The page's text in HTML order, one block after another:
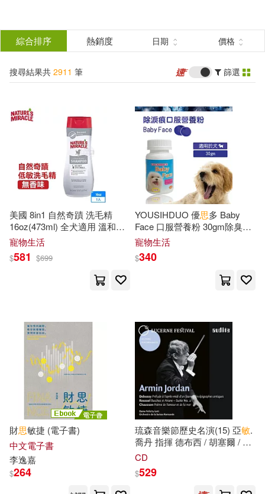
結
篩
分類 (單選)
所有商品(2911) 圖書(1856)
影音(62)
家居生活(67)
3C(7) 家電(40)
保健(2) 設計文具(1)
日用清潔(205) 休閒生活(14)
鞋包配件(29) 寵物生活(119)
電子書(159)
作者 (可複選)
本書編寫組(27) 嚴軍(17)
曲一線(15) 薛金星(15)
王風(10)
中公教育教師資格考試研究院(9)
周思潔(9) 喬思敏(8)
潔斯・布萊德利(8) 燈無(8)
麥可・巴菲爾(8)
出版社 (可複選)
人民出版社(55)
中國社會科學出版社(52)
高等教育出版社(42)
商務印書館(40)
綜合排序 熱銷度 日期 價格
搜尋結果共 2911 筆 篩選
美國 8in1 自然奇蹟 洗毛精
16oz(473ml) 全犬適用 溫和不
刺激 清潔 潤絲 除臭 NM-低
洗毛精
寵物生活
$581 $699
YOUSIHDUO 優思多 Baby
Face 口服營養粉 30gm除臭清
潔保健(1罐)
寵物生活
$340
財思敏捷 (電子書)
中文電子書
李逸嘉
$264
琉森音樂節歷史名演(15) 亞敏.
喬丹 指揮 德布西 / 胡塞爾 / 蕭
頌:管絃樂作品集(Lucerne
conducts Debussy, Roussel &
CD
$529